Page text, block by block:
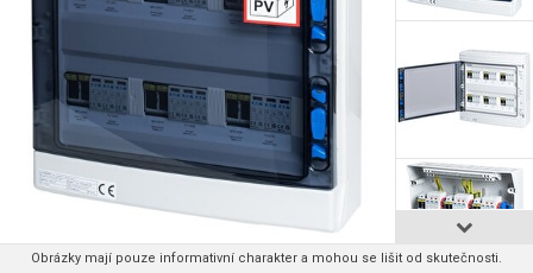
Obrázky mají pouze informativní charakter a mohou se lišit od skutečnosti.